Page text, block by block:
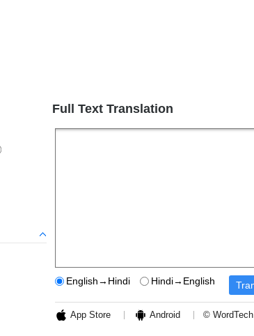
Full Text Translation
English→Hindi Hindi→English
App Store Android © WordTech